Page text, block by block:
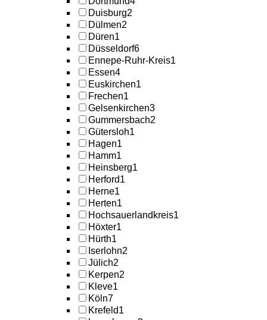
Duisburg2
Dülmen2
Düren1
Düsseldorf6
Ennepe-Ruhr-Kreis1
Essen4
Euskirchen1
Frechen1
Gelsenkirchen3
Gummersbach2
Gütersloh1
Hagen1
Hamm1
Heinsberg1
Herford1
Herne1
Herten1
Hochsauerlandkreis1
Höxter1
Hürth1
Iserlohn2
Jülich2
Kerpen2
Kleve1
Köln7
Krefeld1